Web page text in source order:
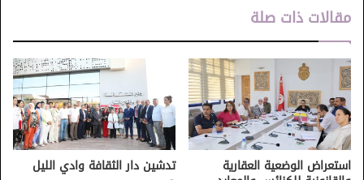
مقالات ذات صلة
استعراض الوضعية العقارية تدشين دار الثقافة وادي الليل